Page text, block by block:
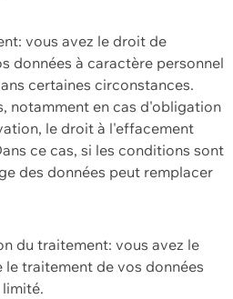
vous avez le droit de
données à caractère personnel
certaines circonstances.
notamment en cas d'obligation
le droit à l'effacement
ce cas, si les conditions sont
des données peut remplacer
du traitement: vous avez le
le traitement de vos données